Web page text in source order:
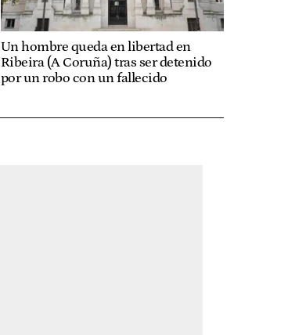
Un hombre queda en libertad en
Ribeira (A Coruña) tras ser detenido
por un robo con un fallecido